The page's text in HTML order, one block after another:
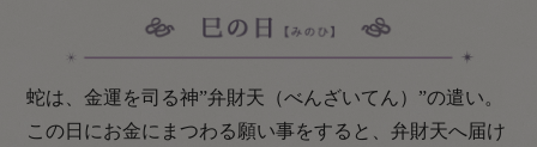
蛇は、金運を司る神”弁財天（べんざいてん）”の遣い。
この日にお金にまつわる願い事をすると、弁財天へ届け